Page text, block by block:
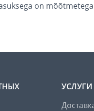
on
УСЛУГИ